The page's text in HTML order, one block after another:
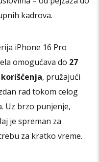
kadrova.
iPhone 16 Pro
omogućava do 27
, pružajući
rad tokom celog
Uz brzo punjenje,
je spreman za
za kratko vreme.